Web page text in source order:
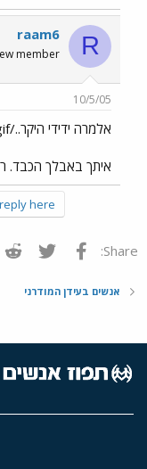
R
raam6
member
10/5/05
אלמרה ידידי היקר../images/Emo24.gif
איתך באבלך הכבד.
here.
Share: פייסבוק Twitter
אנשים בעידן המודרני